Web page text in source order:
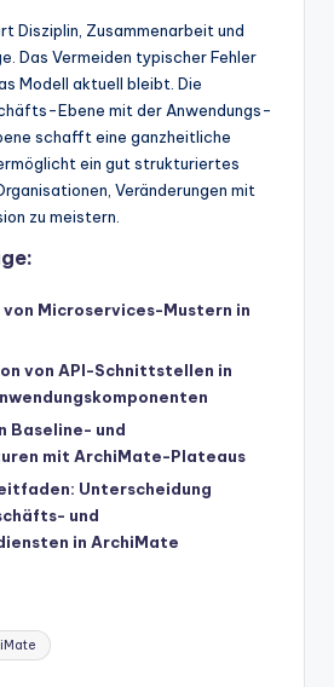
Disziplin, Zusammenarbeit und
Das Vermeiden typischer Fehler
Modell aktuell bleibt. Die
Ebene mit der Anwendungs-
schafft eine ganzheitliche
ein gut strukturiertes
Veränderungen mit
zu meistern.
Microservices-Mustern in
von API-Schnittstellen in
Baseline- und
mit ArchiMate-Plateaus
Unterscheidung
und
in ArchiMate